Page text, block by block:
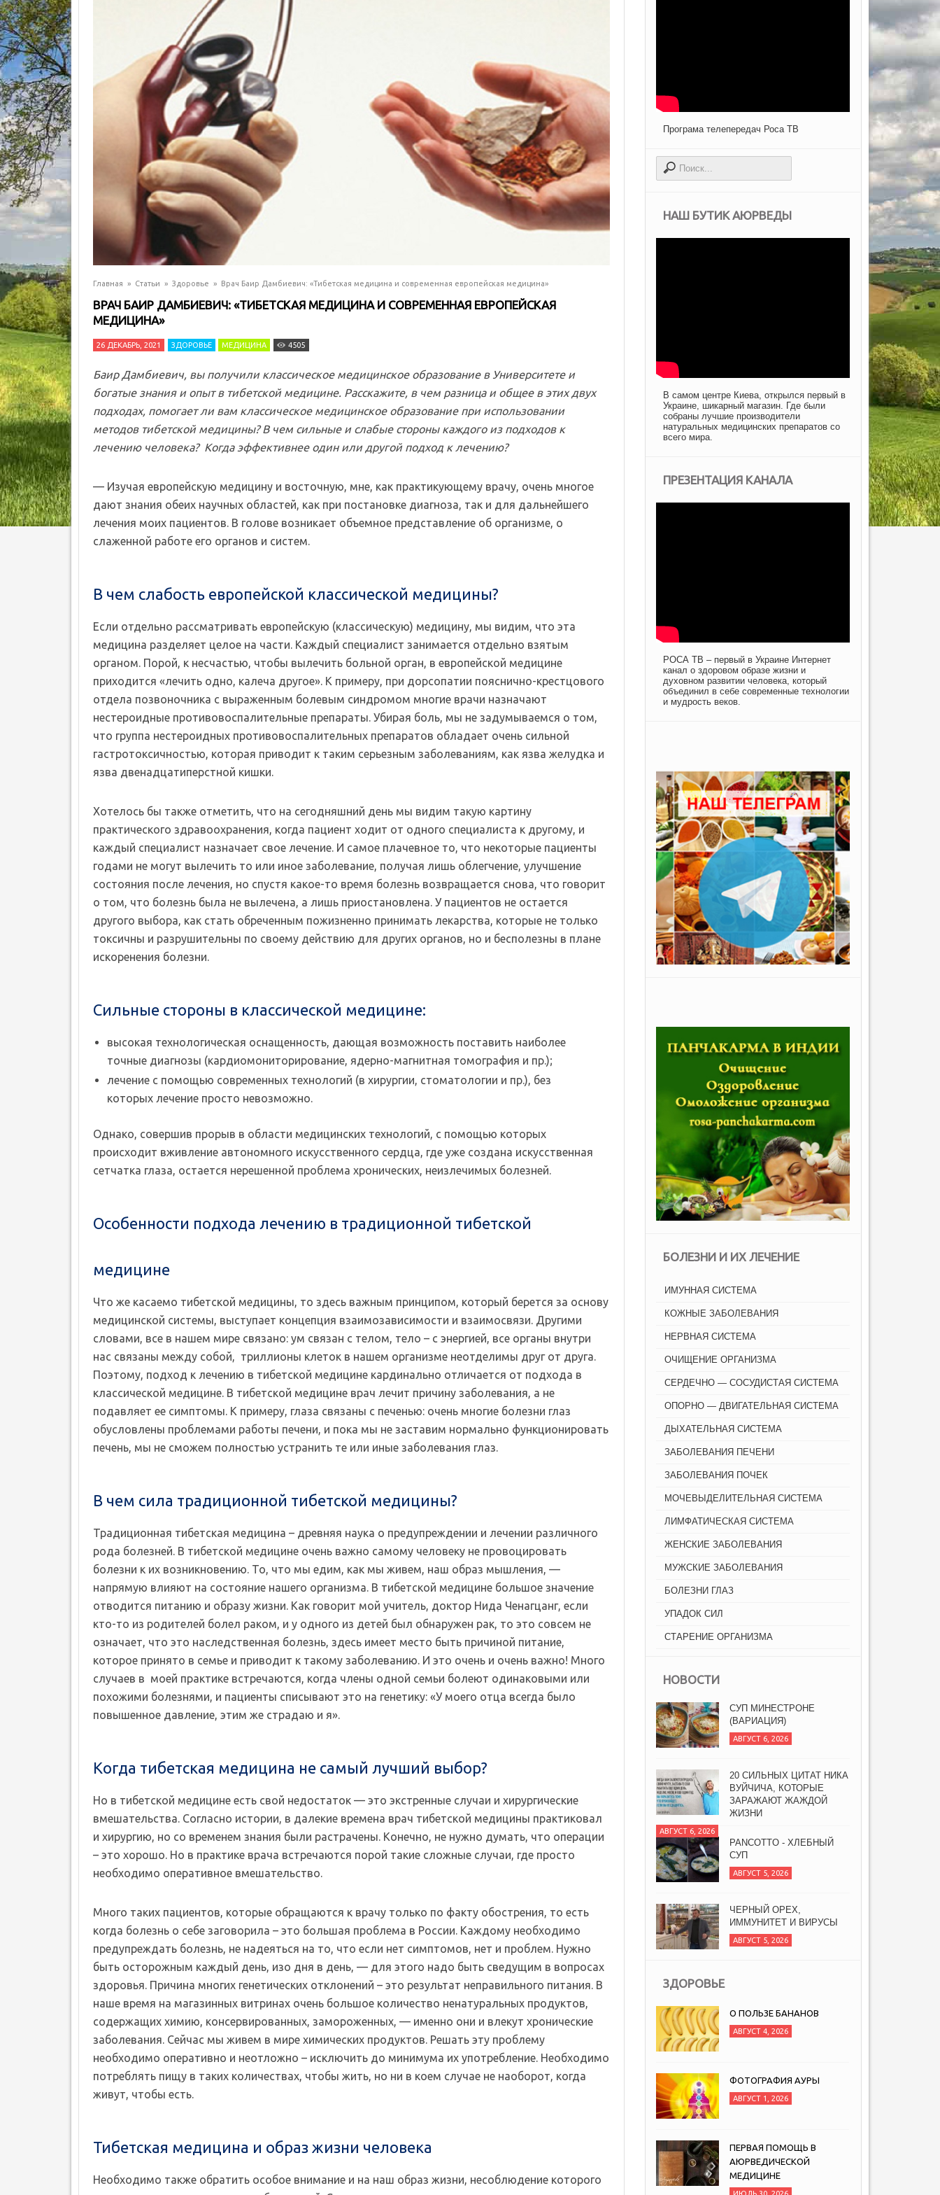
Главная » Статьи » Здоровье » Врач Баир Дамбиевич: «Тибетская медицина и современная европейская медицина»
ВРАЧ БАИР ДАМБИЕВИЧ: «ТИБЕТСКАЯ МЕДИЦИНА И СОВРЕМЕННАЯ ЕВРОПЕЙСКАЯ
МЕДИЦИНА»
26 ДЕКАБРЬ, 2021 ЗДОРОВЬЕ МЕДИЦИНА 4505
Баир Дамбиевич, вы получили классическое медицинское образование в Университете и
богатые знания и опыт в тибетской медицине. Расскажите, в чем разница и общее в этих двух
подходах, помогает ли вам классическое медицинское образование при использовании
методов тибетской медицины? В чем сильные и слабые стороны каждого из подходов к
лечению человека? Когда эффективнее один или другой подход к лечению?
— Изучая европейскую медицину и восточную, мне, как практикующему врачу, очень многое
дают знания обеих научных областей, как при постановке диагноза, так и для дальнейшего
лечения моих пациентов. В голове возникает объемное представление об организме, о
слаженной работе его органов и систем.
В чем слабость европейской классической медицины?
Если отдельно рассматривать европейскую (классическую) медицину, мы видим, что эта
медицина разделяет целое на части. Каждый специалист занимается отдельно взятым
органом. Порой, к несчастью, чтобы вылечить больной орган, в европейской медицине
приходится «лечить одно, калеча другое». К примеру, при дорсопатии пояснично-крестцового
отдела позвоночника с выраженным болевым синдромом многие врачи назначают
нестероидные противовоспалительные препараты. Убирая боль, мы не задумываемся о том,
что группа нестероидных противовоспалительных препаратов обладает очень сильной
гастротоксичностью, которая приводит к таким серьезным заболеваниям, как язва желудка и
язва двенадцатиперстной кишки.
Хотелось бы также отметить, что на сегодняшний день мы видим такую картину
практического здравоохранения, когда пациент ходит от одного специалиста к другому, и
каждый специалист назначает свое лечение. И самое плачевное то, что некоторые пациенты
годами не могут вылечить то или иное заболевание, получая лишь облегчение, улучшение
состояния после лечения, но спустя какое-то время болезнь возвращается снова, что говорит
о том, что болезнь была не вылечена, а лишь приостановлена. У пациентов не остается
другого выбора, как стать обреченным пожизненно принимать лекарства, которые не только
токсичны и разрушительны по своему действию для других органов, но и бесполезны в плане
искоренения болезни.
Сильные стороны в классической медицине:
высокая технологическая оснащенность, дающая возможность поставить наиболее
точные диагнозы (кардиомониторирование, ядерно-магнитная томография и пр.);
лечение с помощью современных технологий (в хирургии, стоматологии и пр.), без
которых лечение просто невозможно.
Однако, совершив прорыв в области медицинских технологий, с помощью которых
происходит вживление автономного искусственного сердца, где уже создана искусственная
сетчатка глаза, остается нерешенной проблема хронических, неизлечимых болезней.
Особенности подхода лечению в традиционной тибетской
медицине
Что же касаемо тибетской медицины, то здесь важным принципом, который берется за основу
медицинской системы, выступает концепция взаимозависимости и взаимосвязи. Другими
словами, все в нашем мире связано: ум связан с телом, тело – с энергией, все органы внутри
нас связаны между собой, триллионы клеток в нашем организме неотделимы друг от друга.
Поэтому, подход к лечению в тибетской медицине кардинально отличается от подхода в
классической медицине. В тибетской медицине врач лечит причину заболевания, а не
подавляет ее симптомы. К примеру, глаза связаны с печенью: очень многие болезни глаз
обусловлены проблемами работы печени, и пока мы не заставим нормально функционировать
печень, мы не сможем полностью устранить те или иные заболевания глаз.
В чем сила традиционной тибетской медицины?
Традиционная тибетская медицина – древняя наука о предупреждении и лечении различного
рода болезней. В тибетской медицине очень важно самому человеку не провоцировать
болезни к их возникновению. То, что мы едим, как мы живем, наш образ мышления, —
напрямую влияют на состояние нашего организма. В тибетской медицине большое значение
отводится питанию и образу жизни. Как говорит мой учитель, доктор Нида Ченагцанг, если
кто-то из родителей болел раком, и у одного из детей был обнаружен рак, то это совсем не
означает, что это наследственная болезнь, здесь имеет место быть причиной питание,
которое принято в семье и приводит к такому заболеванию. И это очень и очень важно! Много
случаев в моей практике встречаются, когда члены одной семьи болеют одинаковыми или
похожими болезнями, и пациенты списывают это на генетику: «У моего отца всегда было
повышенное давление, этим же страдаю и я».
Когда тибетская медицина не самый лучший выбор?
Но в тибетской медицине есть свой недостаток — это экстренные случаи и хирургические
вмешательства. Согласно истории, в далекие времена врач тибетской медицины практиковал
и хирургию, но со временем знания были растрачены. Конечно, не нужно думать, что операции
– это хорошо. Но в практике врача встречаются порой такие сложные случаи, где просто
необходимо оперативное вмешательство.
Много таких пациентов, которые обращаются к врачу только по факту обострения, то есть
когда болезнь о себе заговорила – это большая проблема в России. Каждому необходимо
предупреждать болезнь, не надеяться на то, что если нет симптомов, нет и проблем. Нужно
быть осторожным каждый день, изо дня в день, — для этого надо быть сведущим в вопросах
здоровья. Причина многих генетических отклонений – это результат неправильного питания. В
наше время на магазинных витринах очень большое количество ненатуральных продуктов,
содержащих химию, консервированных, замороженных, — именно они и влекут хронические
заболевания. Сейчас мы живем в мире химических продуктов. Решать эту проблему
необходимо оперативно и неотложно – исключить до минимума их употребление. Необходимо
потреблять пищу в таких количествах, чтобы жить, но ни в коем случае не наоборот, когда
живут, чтобы есть.
Тибетская медицина и образ жизни человека
Необходимо также обратить особое внимание и на наш образ жизни, несоблюдение которого
Програма телепередач Роса ТВ
НАШ БУТИК АЮРВЕДЫ
В самом центре Киева, открылся первый в
Украине, шикарный магазин. Где были
собраны лучшие производители
натуральных медицинских препаратов со
всего мира.
ПРЕЗЕНТАЦИЯ КАНАЛА
РОСА ТВ – первый в Украине Интернет
канал о здоровом образе жизни и
духовном развитии человека, который
объединил в себе современные технологии
и мудрость веков.
БОЛЕЗНИ И ИХ ЛЕЧЕНИЕ
ИМУННАЯ СИСТЕМА
КОЖНЫЕ ЗАБОЛЕВАНИЯ
НЕРВНАЯ СИСТЕМА
ОЧИЩЕНИЕ ОРГАНИЗМА
СЕРДЕЧНО — СОСУДИСТАЯ СИСТЕМА
ОПОРНО — ДВИГАТЕЛЬНАЯ СИСТЕМА
ДЫХАТЕЛЬНАЯ СИСТЕМА
ЗАБОЛЕВАНИЯ ПЕЧЕНИ
ЗАБОЛЕВАНИЯ ПОЧЕК
МОЧЕВЫДЕЛИТЕЛЬНАЯ СИСТЕМА
ЛИМФАТИЧЕСКАЯ СИСТЕМА
ЖЕНСКИЕ ЗАБОЛЕВАНИЯ
МУЖСКИЕ ЗАБОЛЕВАНИЯ
БОЛЕЗНИ ГЛАЗ
УПАДОК СИЛ
СТАРЕНИЕ ОРГАНИЗМА
НОВОСТИ
СУП МИНЕСТРОНЕ
(ВАРИАЦИЯ)
АВГУСТ 6, 2026
20 СИЛЬНЫХ ЦИТАТ НИКА
ВУЙЧИЧА, КОТОРЫЕ
ЗАРАЖАЮТ ЖАЖДОЙ
ЖИЗНИ
АВГУСТ 6, 2026
PANCOTTO - ХЛЕБНЫЙ
СУП
АВГУСТ 5, 2026
ЧЕРНЫЙ ОРЕХ,
ИММУНИТЕТ И ВИРУСЫ
АВГУСТ 5, 2026
ЗДОРОВЬЕ
О ПОЛЬЗЕ БАНАНОВ
АВГУСТ 4, 2026
ФОТОГРАФИЯ АУРЫ
АВГУСТ 1, 2026
ПЕРВАЯ ПОМОЩЬ В
АЮРВЕДИЧЕСКОЙ
МЕДИЦИНЕ